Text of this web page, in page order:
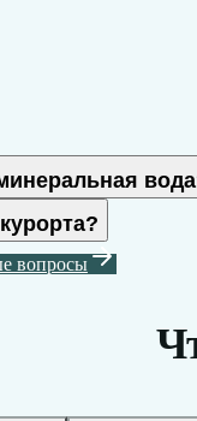
вопросы